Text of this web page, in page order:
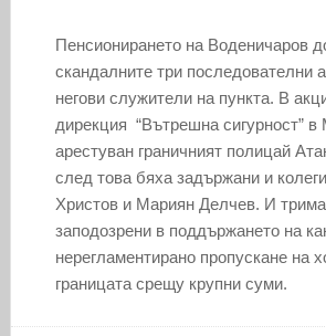
Пенсионирането на Воденичаров
скандалните три последователни
негови служители на пункта. В
дирекция “Вътрешна сигурност”
арестуван граничният полицай
след това бяха задържани и
Христов и Мариян Делчев. И
заподозрени в поддържането на
нерегламентирано пропускане на
границата срещу крупни суми.